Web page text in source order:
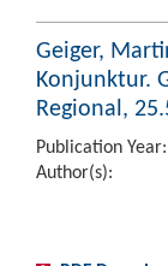
Geiger,
Konjunktur.
Regional,
Publication Year:
Author(s):